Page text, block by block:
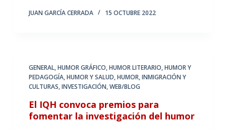
JUAN GARCÍA CERRADA 15 OCTUBRE 2022
GENERAL,HUMOR GRÁFICO,HUMOR LITERARIO,HUMOR Y
PEDAGOGÍA,HUMOR Y SALUD,HUMOR, INMIGRACIÓN Y
CULTURAS,INVESTIGACIÓN,WEB/BLOG
El IQH convoca premios para
fomentar la investigación del humor